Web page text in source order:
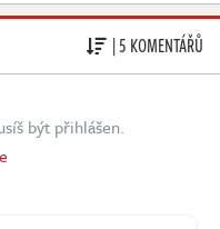
| 5 KOMENTÁŘŮ
být přihlášen.